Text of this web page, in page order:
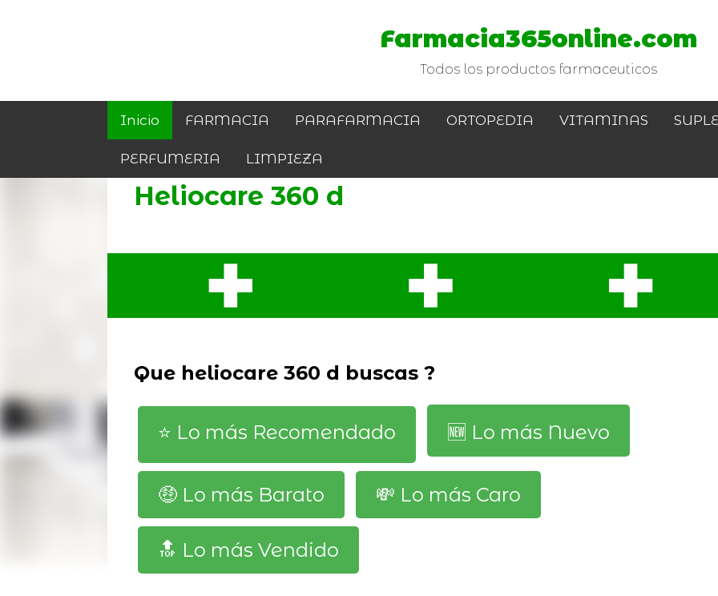
Farmacia365online.com
Todos los productos farmaceuticos
Inicio FARMACIA PARAFARMACIA ORTOPEDIA VITAMINAS
PERFUMERIA LIMPIEZA
Heliocare 360 d
Que heliocare 360 d buscas ?
⭐️ Lo más Recomendado 🆕️ Lo más Nuevo
🤑 Lo más Barato 💸 Lo más Caro
🔝 Lo más Vendido